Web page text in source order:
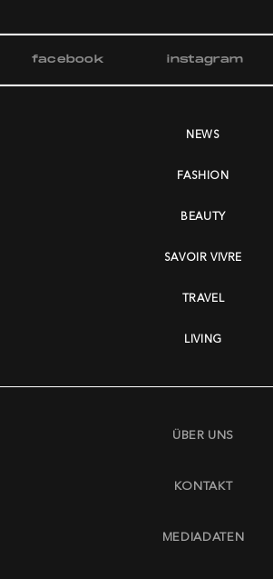
facebook instagram
NEWS
FASHION
BEAUTY
SAVOIR VIVRE
TRAVEL
LIVING
ÜBER UNS
KONTAKT
MEDIADATEN